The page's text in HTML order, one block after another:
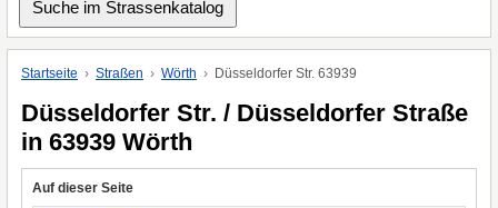
Startseite Straßen Wörth Düsseldorfer Str. 63939
Düsseldorfer Str. / Düsseldorfer Straße
in 63939 Wörth
Auf dieser Seite